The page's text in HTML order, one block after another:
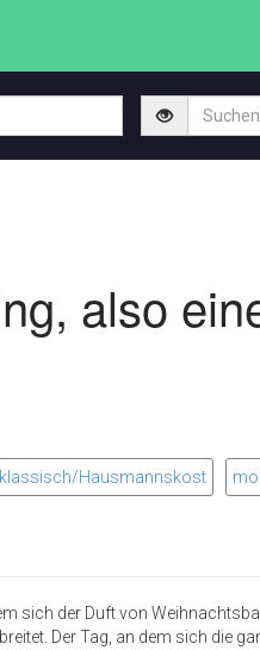
also
klassisch/Hausmannskost
sich der Duft von
Der Tag, an dem sich die